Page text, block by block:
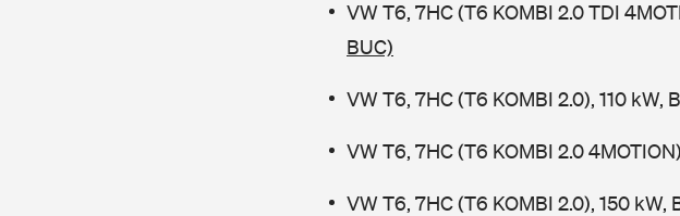
VW T6, 7HC (T6 KOMBI 2.0 TDI
BUC)
VW T6, 7HC (T6 KOMBI 2.0), 110 kW,
VW T6, 7HC (T6 KOMBI 2.0
VW T6, 7HC (T6 KOMBI 2.0), 150